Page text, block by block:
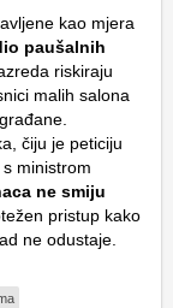
kao mjera
paušalnih
riskiraju
malih salona
čiju je peticiju
ministrom
ne smiju
pristup kako
ne odustaje.